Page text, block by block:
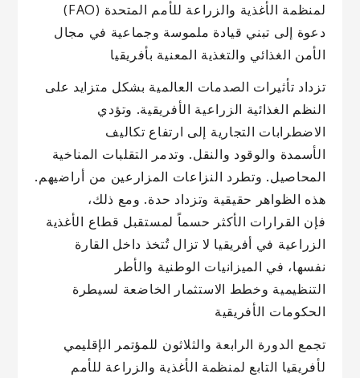
لمنظمة الأغذية والزراعة للأمم المتحدة (FAO)
دعوة إلى تبني قيادة ملموسة وجماعية في مجال
الأمن الغذائي والتغذية المعنية بأفريقيا
تزداد تأثيرات الصدمات العالمية بشكل متزايد على
النظم الغذائية الزراعية الأفريقية. وتؤدي
الاضطرابات التجارية إلى ارتفاع تكاليف
الأسمدة والوقود والنقل. وتدمر التقلبات المناخية
المحاصيل. وتطرد النزاعات المزارعين من أراضيهم.
هذه الظواهر حقيقية وتزداد حدة. ومع ذلك،
فإن القرارات الأكثر حسماً لمستقبل قطاع الأغذية
الزراعية في أفريقيا لا تزال تُتخذ داخل القارة
نفسها، في الميزانيات الوطنية والأطر
التنظيمية وخطط الاستثمار الخاضعة لسيطرة
الحكومات الأفريقية
تجمع الدورة الرابعة والثلاثون للمؤتمر الإقليمي
لأفريقيا التابع لمنظمة الأغذية والزراعة للأمم